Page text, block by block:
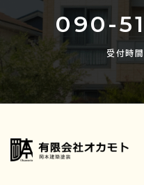
090-
受付時